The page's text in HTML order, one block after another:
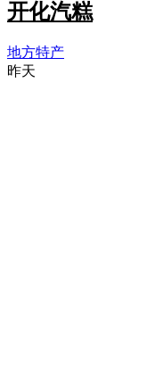
开化汽糕
地方特产
昨天